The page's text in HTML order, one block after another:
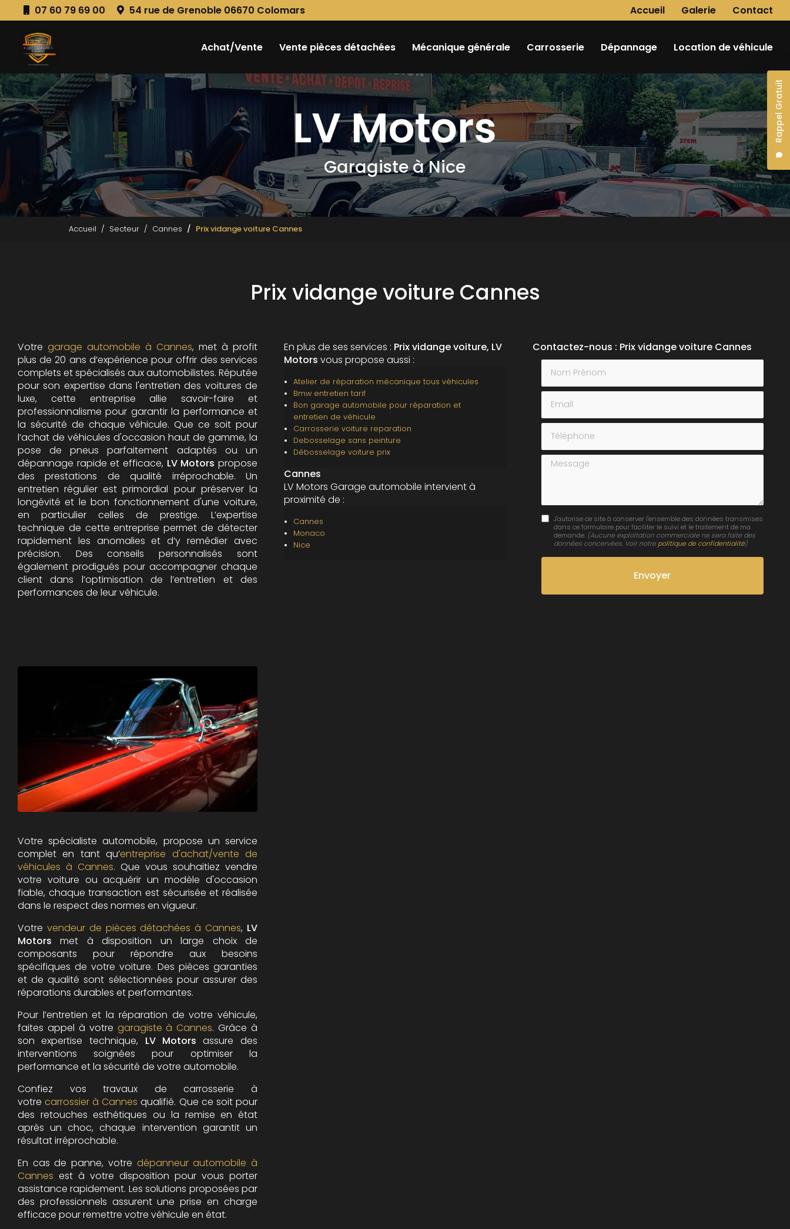
au
contenu
principal
07 60 79 69 00 54 rue de Grenoble 06670 Colomars Navigation secondaire
Accueil Galerie Contact
Rappel Gratuit
Achat/Vente
Vente pièces détachées Mécanique générale Carrosserie Dépannage Location de véhicule
Garagiste à Nice
Accueil Secteur Cannes Prix vidange voiture Cannes
Prix vidange voiture Cannes
Votre garage automobile à Cannes, met à profit
plus de 20 ans d’expérience pour offrir des services
complets et spécialisés aux automobilistes. Réputée
pour son expertise dans l'entretien des voitures de
luxe, cette entreprise allie savoir-faire et
professionnalisme pour garantir la performance et
la sécurité de chaque véhicule. Que ce soit pour
l’achat de véhicules d'occasion haut de gamme, la
pose de pneus parfaitement adaptés ou un
dépannage rapide et efficace, LV Motors propose
des prestations de qualité irréprochable. Un
entretien régulier est primordial pour préserver la
longévité et le bon fonctionnement d'une voiture,
en particulier celles de prestige. L’expertise
technique de cette entreprise permet de détecter
rapidement les anomalies et d’y remédier avec
précision. Des conseils personnalisés sont
également prodigués pour accompagner chaque
client dans l’optimisation de l’entretien et des
performances de leur véhicule.
Votre spécialiste automobile, propose un service
complet en tant qu’entreprise d'achat/vente de
véhicules à Cannes. Que vous souhaitiez vendre
votre voiture ou acquérir un modèle d'occasion
fiable, chaque transaction est sécurisée et réalisée
dans le respect des normes en vigueur.
Votre vendeur de pièces détachées à Cannes, LV
Motors met à disposition un large choix de
composants pour répondre aux besoins
spécifiques de votre voiture. Des pièces garanties
et de qualité sont sélectionnées pour assurer des
réparations durables et performantes.
Pour l’entretien et la réparation de votre véhicule,
faites appel à votre garagiste à Cannes. Grâce à
son expertise technique, LV Motors assure des
interventions soignées pour optimiser la
performance et la sécurité de votre automobile.
Confiez vos travaux de carrosserie à
votrecarrossier à Cannes qualifié. Que ce soit pour
des retouches esthétiques ou la remise en état
après un choc, chaque intervention garantit un
résultat irréprochable.
En cas de panne, votre dépanneur automobile à
Cannes est à votre disposition pour vous porter
assistance rapidement. Les solutions proposées par
des professionnels assurent une prise en charge
efficace pour remettre votre véhicule en état.
En plus de ses services : Prix vidange voiture, LV
Motors vous propose aussi :
Atelier de réparation mécanique tous véhicules
Bmw entretien tarif
Bon garage automobile pour réparation et
entretien de véhicule
Carrosserie voiture reparation
Debosselage sans peinture
Débosselage voiture prix
Cannes
LV Motors Garage automobile intervient à
proximité de :
Cannes
Monaco
Nice
Contactez-nous : Prix vidange voiture Cannes
Nom Prénom
Email
Téléphone
Message
J'autorise ce site à conserver l'ensemble des données transmises
dans ce formulaire pour faciliter le suivi et le traitement de ma
demande. (Aucune exploitation commerciale ne sera faite des
données concervées. Voir notre politique de confidentialité)